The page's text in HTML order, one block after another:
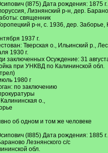
(I875) Дата рождения: 1875 г.
Лизнянский р-н, дер.
священник
р-н, с. 1936, дер.
1937 г.
Тверская о., Ильинский р.,
1930 г.
заключенных Осуждение: 31
при УНКВД по Калининской обл.
1980 г
по заключению
о.,
об одном и том же человеке
(I885) Дата рождения: 1885 г.
Лезнянского с/с
обл.